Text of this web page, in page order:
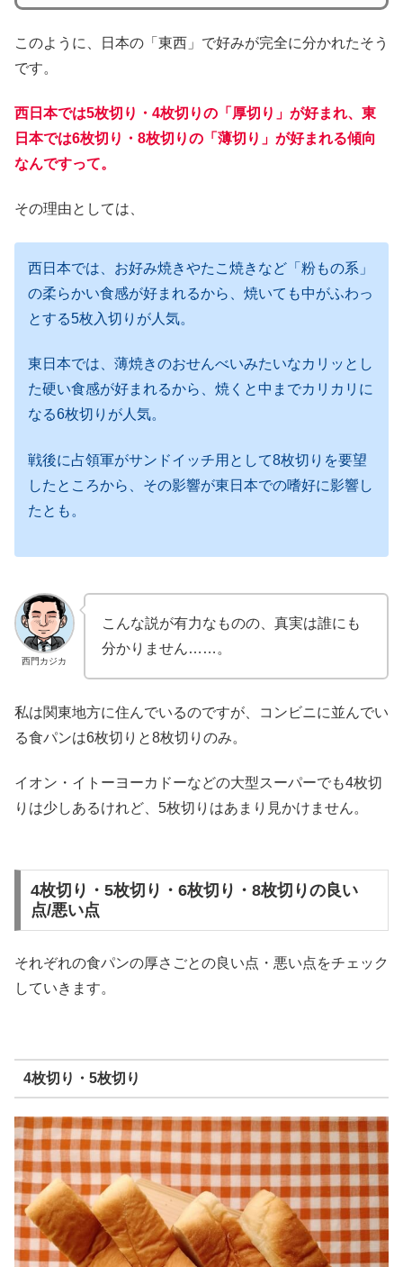
このように、日本の「東西」で好みが完全に分かれたそう
です。
西日本では5枚切り・4枚切りの「厚切り」が好まれ、東
日本では6枚切り・8枚切りの「薄切り」が好まれる傾向
なんですって。
その理由としては、
西日本では、お好み焼きやたこ焼きなど「粉もの系」
の柔らかい食感が好まれるから、焼いても中がふわっ
とする5枚入切りが人気。
東日本では、薄焼きのおせんべいみたいなカリッとし
た硬い食感が好まれるから、焼くと中までカリカリに
なる6枚切りが人気。
戦後に占領軍がサンドイッチ用として8枚切りを要望
したところから、その影響が東日本での嗜好に影響し
たとも。
西門カジカ
こんな説が有力なものの、真実は誰にも
分かりません……。
私は関東地方に住んでいるのですが、コンビニに並んでい
る食パンは6枚切りと8枚切りのみ。
イオン・イトーヨーカドーなどの大型スーパーでも4枚切
りは少しあるけれど、5枚切りはあまり見かけません。
4枚切り・5枚切り・6枚切り・8枚切りの良い
点/悪い点
それぞれの食パンの厚さごとの良い点・悪い点をチェック
していきます。
4枚切り・5枚切り